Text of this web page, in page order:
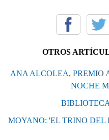
OTROS
ANA ALCOLEA, PREMIO
NOCHE
MOYANO: 'EL TRINO